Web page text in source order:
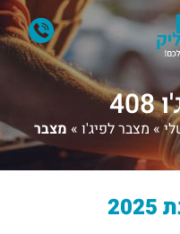
» מצבר לפיג'ו » מצבר